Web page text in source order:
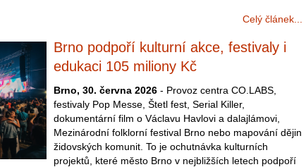
Celý článek...
Brno podpoří kulturní akce, festivaly i
edukaci 105 miliony Kč
Brno, 30. června 2026 - Provoz centra CO.LABS,
festivaly Pop Messe, Štetl fest, Serial Killer,
dokumentární film o Václavu Havlovi a dalajlámovi,
Mezinárodní folklorní festival Brno nebo mapování dějin
židovských komunit. To je ochutnávka kulturních
projektů, které město Brno v nejbližších letech podpoří